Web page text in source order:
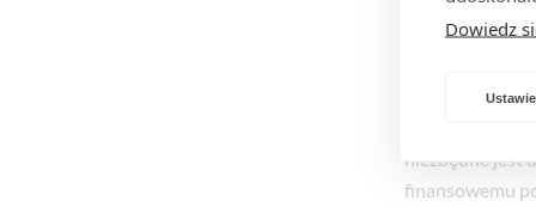
Dowiedz
waloryzację
Nasze
systemu
niezbędne jest
finansowemu